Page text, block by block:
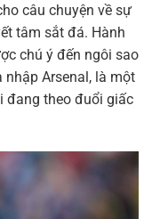
câu chuyện về sự
tâm sắt đá. Hành
chú ý đến ngôi sao
nhập Arsenal, là một
đang theo đuổi giấc